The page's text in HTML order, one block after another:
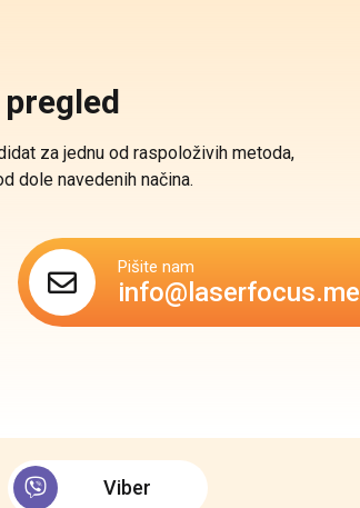
za jednu od raspoloživih metoda,
dole navedenih načina.
Pišite nam
info@laserfocus.me
Viber